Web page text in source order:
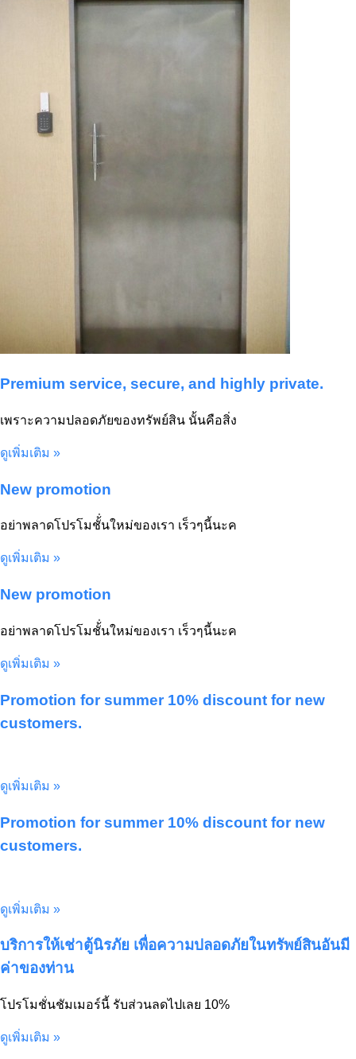
Premium service, secure, and highly private.
เพราะความปลอดภัยของทรัพย์สิน นั้นคือสิ่ง
ดูเพิ่มเติม »
New promotion
อย่าพลาดโปรโมชั้่นใหม่ของเรา เร็วๆนี้นะค
ดูเพิ่มเติม »
New promotion
อย่าพลาดโปรโมชั้่นใหม่ของเรา เร็วๆนี้นะค
ดูเพิ่มเติม »
Promotion for summer 10% discount for new
customers.
ดูเพิ่มเติม »
Promotion for summer 10% discount for new
customers.
ดูเพิ่มเติม »
บริการให้เช่าตู้นิรภัย เพื่อความปลอดภัยในทรัพย์สินอันมี
ค่าของท่าน
โปรโมชั่นชัมเมอร์นี้ รับส่วนลดไปเลย 10%
ดูเพิ่มเติม »